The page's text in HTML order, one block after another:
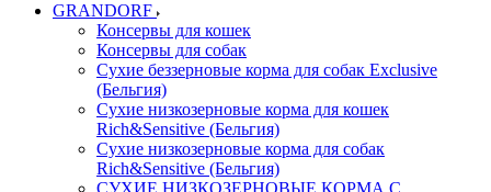
GRANDORF
Консервы для кошек
Консервы для собак
Сухие беззерновые корма для собак Exclusive
(Бельгия)
Сухие низкозерновые корма для кошек
Rich&Sensitive (Бельгия)
Сухие низкозерновые корма для собак
Rich&Sensitive (Бельгия)
СУХИЕ НИЗКОЗЕРНОВЫЕ КОРМА С